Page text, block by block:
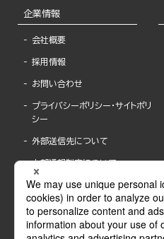
企業情報
会社概要
採用情報
お問い合わせ
プライバシーポリシー・サイトポリ
シー
外部送信先について
内部通報制度について